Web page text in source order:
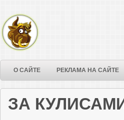
О САЙТЕ РЕКЛАМА НА САЙТЕ
ЗА